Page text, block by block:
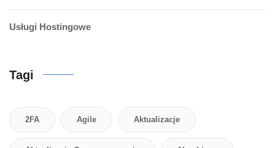
Usługi Hostingowe
Tagi
2FA Agile Aktualizacje